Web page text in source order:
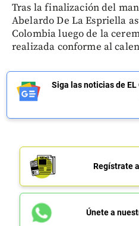
Tras la finalización del
Abelardo De La Espriella
Colombia luego de la
realizada conforme al
Siga las noticias de EL
Regístrate
Únete a